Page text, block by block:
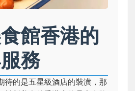
館香港的
務
待的是五星級酒店的裝潢，那